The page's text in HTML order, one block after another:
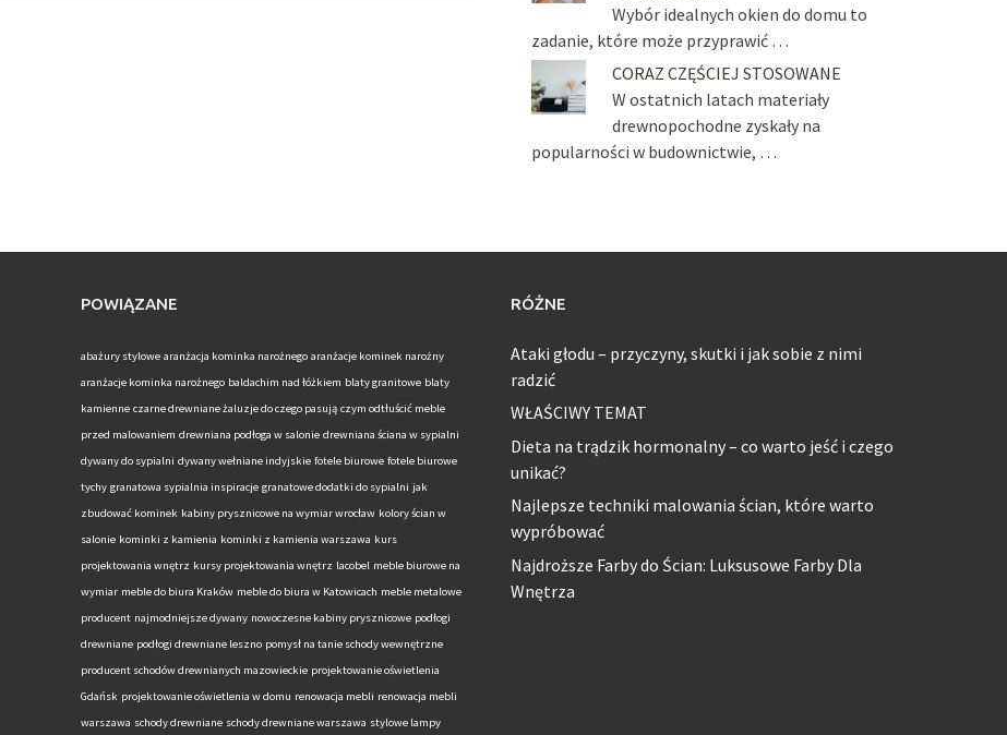
Wybór idealnych okien do domu to
zadanie, które może przyprawić …
CORAZ CZĘŚCIEJ STOSOWANE
W ostatnich latach materiały
drewnopochodne zyskały na
popularności w budownictwie, …
POWIĄZANE
abażury stylowe aranżacja kominka narożnego aranżacje kominek narożny
aranżacje kominka narożnego baldachim nad łóżkiem blaty granitowe blaty
kamienne czarne drewniane żaluzje do czego pasują czym odtłuścić meble
przed malowaniem drewniana podłoga w salonie drewniana ściana w sypialni
dywany do sypialni dywany wełniane indyjskie fotele biurowe fotele biurowe
tychy granatowa sypialnia inspiracje granatowe dodatki do sypialni jak
zbudować kominek kabiny prysznicowe na wymiar wrocław kolory ścian w
salonie kominki z kamienia kominki z kamienia warszawa kurs
projektowania wnętrz kursy projektowania wnętrz lacobel meble biurowe na
wymiar meble do biura Kraków meble do biura w Katowicach meble metalowe
producent najmodniejsze dywany nowoczesne kabiny prysznicowe podłogi
drewniane podłogi drewniane leszno pomysł na tanie schody wewnętrzne
producent schodów drewnianych mazowieckie projektowanie oświetlenia
Gdańsk projektowanie oświetlenia w domu renowacja mebli renowacja mebli
warszawa schody drewniane schody drewniane warszawa stylowe lampy
RÓŻNE
Ataki głodu – przyczyny, skutki i jak sobie z nimi
radzić
WŁAŚCIWY TEMAT
Dieta na trądzik hormonalny – co warto jeść i czego
unikać?
Najlepsze techniki malowania ścian, które warto
wypróbować
Najdroższe Farby do Ścian: Luksusowe Farby Dla
Wnętrza